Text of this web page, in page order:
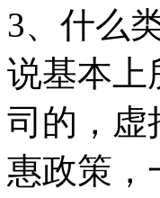
3、什么
说基本上
司的，虚
惠政策，